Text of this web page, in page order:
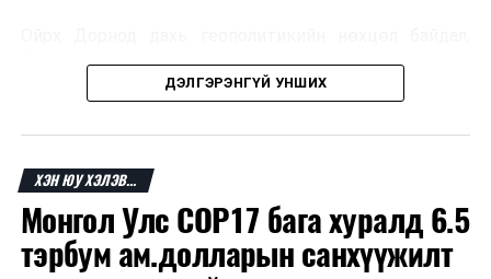
Орос, Украины дайнаас шалтгаалсан газрын тосны
үнийн өсөлт дэлхийн зах зээлд буураагүй байна.
дахин өсөж, ОХУ болон бусад эх үүсвэрээс худалдан
авах шатахууны үнэ 1,200-2,000 ам.долларт хүрчээ.
Иймд дотоодын зах зээл дэх үнийн өсөлтийг
сааруулахын тулд гаалийн болон онцгой албан
татварыг тэглэх шаардлага үүссэнийг салбарын сайд
ДЭЛГЭРЭНГҮЙ УНШИХ
ХЭН ЮУ ХЭЛЭВ...
Монгол Улс COP17 бага хуралд 6.5
тэрбум ам.долларын санхүүжилт